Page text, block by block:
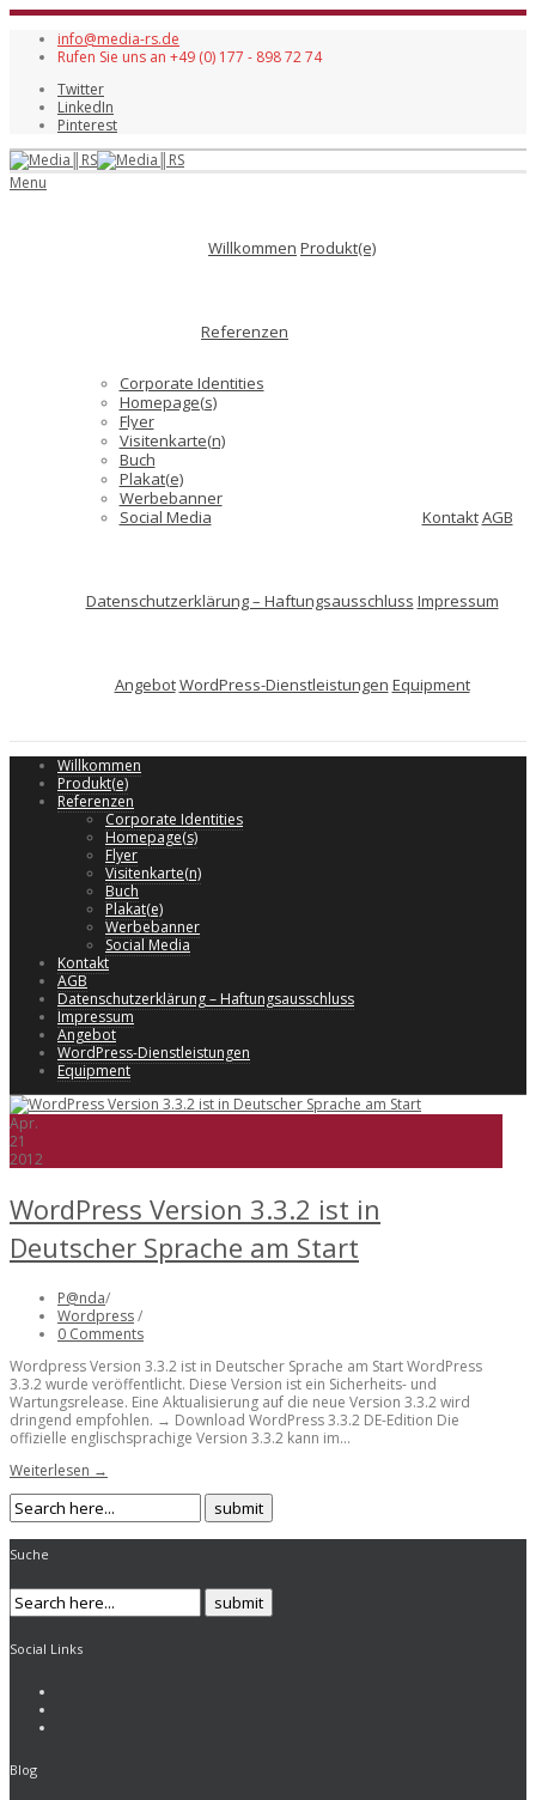
info@media-rs.de
Rufen Sie uns an +49 (0) 177 - 898 72 74
Twitter
LinkedIn
Pinterest
Menu
Willkommen Produkt(e)
Referenzen
Corporate Identities
Homepage(s)
Flyer
Visitenkarte(n)
Buch
Plakat(e)
Werbebanner
Social Media
KontaktAGB
Datenschutzerklärung – Haftungsausschluss Impressum
AngebotWordPress-Dienstleistungen Equipment
Willkommen
Produkt(e)
Referenzen
Corporate Identities
Homepage(s)
Flyer
Visitenkarte(n)
Buch
Plakat(e)
Werbebanner
Social Media
Kontakt
AGB
Datenschutzerklärung – Haftungsausschluss
Impressum
Angebot
WordPress-Dienstleistungen
Equipment
Apr.
21
2012
WordPress Version 3.3.2 ist in
Deutscher Sprache am Start
P@nda/
Wordpress/
0 Comments
Wordpress Version 3.3.2 ist in Deutscher Sprache am Start WordPress
3.3.2 wurde veröffentlicht. Diese Version ist ein Sicherheits- und
Wartungsrelease. Eine Aktualisierung auf die neue Version 3.3.2 wird
dringend empfohlen. → Download WordPress 3.3.2 DE-Edition Die
offizielle englischsprachige Version 3.3.2 kann im...
Weiterlesen →
Suche
Social Links
Blog